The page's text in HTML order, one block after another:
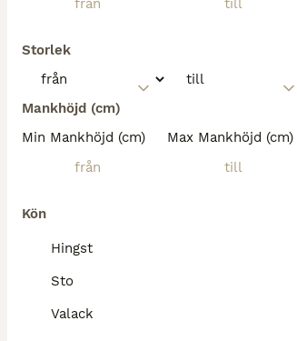
Storlek
Mankhöjd (cm)
Min Mankhöjd (cm)
Max Mankhöjd (cm)
Kön
Hingst
Sto
Valack